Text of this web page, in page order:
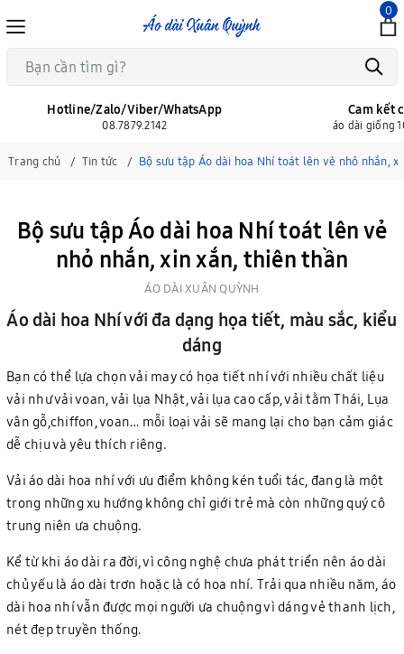
0
Hotline/Zalo/Viber/WhatsApp
08.7879.2142
Cam kết
áo dài giống
Trang chủ Tin tức Bộ sưu tập Áo dài hoa Nhí toát lên vẻ nhỏ nhắn,
Bộ sưu tập Áo dài hoa Nhí toát lên vẻ
nhỏ nhắn, xin xắn, thiên thần
ÁO DÀI XUÂN QUỲNH
Áo dài hoa Nhí với đa dạng họa tiết, màu sắc, kiểu
dáng
Bạn có thể lựa chọn vải may có họa tiết nhí với nhiều chất liệu
vải như vải voan, vải lụa Nhật, vải lụa cao cấp, vải tằm Thái, Lụa
vân gỗ,chiffon, voan… mỗi loại vải sẽ mang lại cho bạn cảm giác
dễ chịu và yêu thích riêng.
Vải áo dài hoa nhí với ưu điểm không kén tuổi tác, đang là một
trong những xu hướng không chỉ giới trẻ mà còn những quý cô
trung niên ưa chuộng.
Kể từ khi áo dài ra đời, vì công nghệ chưa phát triển nên áo dài
chủ yếu là áo dài trơn hoặc là có hoa nhí. Trải qua nhiều năm, áo
dài hoa nhí vẫn được mọi người ưa chuộng vì dáng vẻ thanh lịch,
nét đẹp truyền thống.